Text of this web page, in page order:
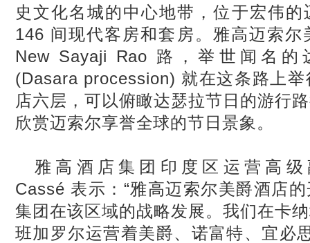
史文化名城的中心地带，位于宏伟
146 间现代客房和套房。雅高迈索
New Sayaji Rao 路，举世闻名
(Dasara procession) 就在这条路上
店六层，可以俯瞰达瑟拉节日的游行
欣赏迈索尔享誉全球的节日景象。
雅高酒店集团印度区运营高级
Cassé 表示：“雅高迈索尔美爵酒店
集团在该区域的战略发展。我们在卡
班加罗尔运营着美爵、诺富特、宜必